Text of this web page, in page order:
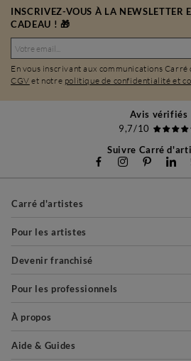
INSCRIVEZ-VOUS À LA NEWSLETTER
CADEAU ! 🎁
En vous inscrivant aux communications
CGV et notre politique de confidentialité et
Avis vérifiés
9,7/10
Suivre Carré
Carré d'artistes
Pour les artistes
Devenir franchisé
Pour les professionnels
À propos
Aide & Guides